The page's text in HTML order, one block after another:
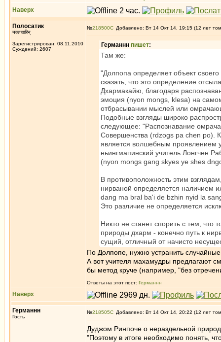
Наверх
Полосатик
नक्तचारिन्
Зарегистрирован: 08.11.2010
Суждений: 2607
№218500 Добавлено: Вт 14 Окт 14, 19:15 (12 лет
Германнн пишет:
Там же:
"Долпопа определяет объект
сказать, что это определение
Дхармакайю, благодаря
эмоция (nyon mongs, klesa) на
отбрасывании мыслей или
Подобные взгляды широко
следующее: "Распознавание
Совершенства (rdzogs pa chen po).
является волшебным проявлением
ньингмапинский учитель Лонгчен
(nyon mongs gang skyes ye shes
В противоположность этим
нирваной определяется наличием
dang ma bral ba'i de bzhin nyid la
Это различие не определяется
Никто не станет спорить с тем, что
природы дхарм - конечно путь к
сущий, отличный от начисто
По Долпопе, нужно устранить
А вот учителя махамудры предлагают
бы метод круче (например, "без
Ответы на этот пост: Германнн
Наверх
Германнн
Гость
№218505 Добавлено: Вт 14 Окт 14, 20:22 (12 лет
Дуджом Ринпоче о нераздельной
"Поэтому в итоге необходимо понять,